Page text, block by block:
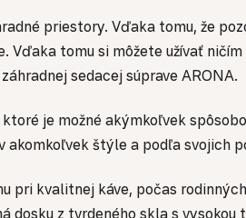
priestory. Vďaka tomu, že
Vďaka tomu si môžete užívať
sedacej súprave ARONA.
je možné akýmkoľvek
akomkoľvek štýle a podľa svojich
pri kvalitnej káve, počas
z tvrdeného skla s vysokou